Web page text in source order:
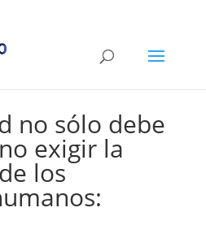
no sólo debe
exigir la
los